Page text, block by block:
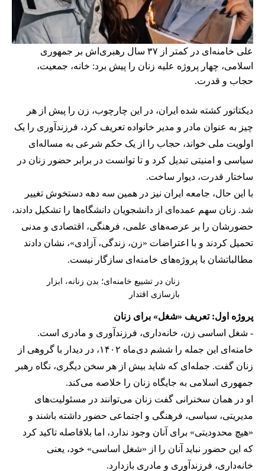
علی خامنه‌ای در کمتر از ۳۷ سال رهبری‌اش بر جمهوری
اسلامی، چهار پروژه علیه زنان را پیش برد: خانه، جمعیت،
حجاب و قدرت.
دیکتاتور کشته شده ایران، در این چارچوب، زن را پیش از هر
چیز به عنوان مادر و مدیر خانواده تعریف کرد، فرزندآوری را یک
اولویت ملی خواند، حجاب را از یک حکم شرعی به مساله‌ای
سیاسی و امنیتی تبدیل کرد و تا توانست در برابر حضور زنان در
ساختار قدرت، دیوار ساخت.
با این حال، جامعه ایران نیز در همین سه دهه دستخوش تغییر
شد. زنان سهم عمده‌ای از دانشجویان دانشگاه‌ها را تشکیل دادند،
حضورشان را بر عرصه‌های علمی، فرهنگی، اقتصادی و مدنی
تحمیل کردند و با اعتراضات «زن، زندگی، آزادی»، نشان دادند
مطالباتشان با پروژه‌های خامنه‌ای سازگار نیست.
زنان در تشییع خامنه‌ای؛ بدن زنانه، ابزار
بازسازی اقتدار
پروژه اول: تعریف «شغل» برای زنان
- شغل اساسی زن، خانه‌داری، فرزندآوری و مادری است.
خامنه‌ای این جمله را ششم دی‌ماه ۱۴۰۲، در دیدار با گروهی از
زنان گفت. جمله‌ای که شاید بیش از هر سخن دیگری، نگاه رهبر
جمهوری اسلامی به جایگاه زنان را خلاصه می‌کند.
او در همان سخنرانی گفت زنان می‌توانند در مسئولیت‌های
مدیریتی، سیاسی، فرهنگی و اجتماعی حضور داشته باشند و
«هیچ محدودیتی» برای آنان وجود ندارد، اما بلافاصله تاکید کرد
که این حضور نباید آنان را از «شغل اساسی» خود، یعنی
خانه‌داری، فرزندآوری و مادری بازدارد.